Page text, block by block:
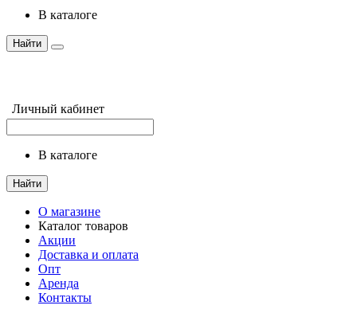
в каталоге
Найти
Личный кабинет
в каталоге
Найти
О магазине
Каталог товаров
Акции
Доставка и оплата
Опт
Аренда
Контакты